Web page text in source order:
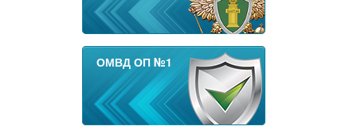
ОМВД ОП №1